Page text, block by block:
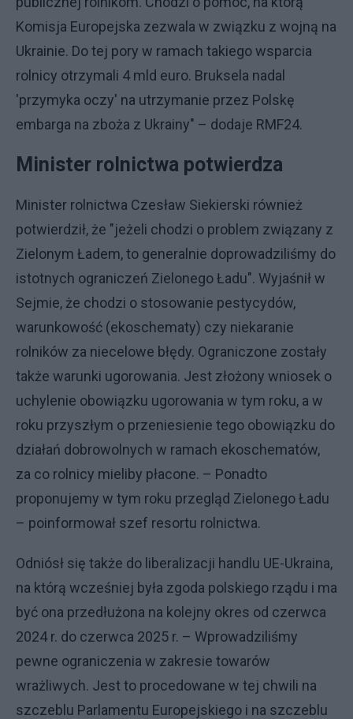
Komisja Europejska zezwala w związku z wojną na
Ukrainie. Do tej pory w ramach takiego wsparcia
rolnicy otrzymali 4 mld euro. Bruksela nadal
'przymyka oczy' na utrzymanie przez Polskę
embarga na zboża z Ukrainy" – dodaje RMF24.
Minister rolnictwa potwierdza
Minister rolnictwa Czesław Siekierski również
potwierdził, że "jeżeli chodzi o problem związany z
Zielonym Ładem, to generalnie doprowadziliśmy do
istotnych ograniczeń Zielonego Ładu". Wyjaśnił w
Sejmie, że chodzi o stosowanie pestycydów,
warunkowość (ekoschematy) czy niekaranie
rolników za niecelowe błędy. Ograniczone zostały
także warunki ugorowania. Jest złożony wniosek o
uchylenie obowiązku ugorowania w tym roku, a w
roku przyszłym o przeniesienie tego obowiązku do
działań dobrowolnych w ramach ekoschematów,
za co rolnicy mieliby płacone. – Ponadto
proponujemy w tym roku przegląd Zielonego Ładu
– poinformował szef resortu rolnictwa.
Odniósł się także do liberalizacji handlu UE-Ukraina,
na którą wcześniej była zgoda polskiego rządu i ma
być ona przedłużona na kolejny okres od czerwca
2024 r. do czerwca 2025 r. – Wprowadziliśmy
pewne ograniczenia w zakresie towarów
wrażliwych. Jest to procedowane w tej chwili na
szczeblu Parlamentu Europejskiego i na szczeblu